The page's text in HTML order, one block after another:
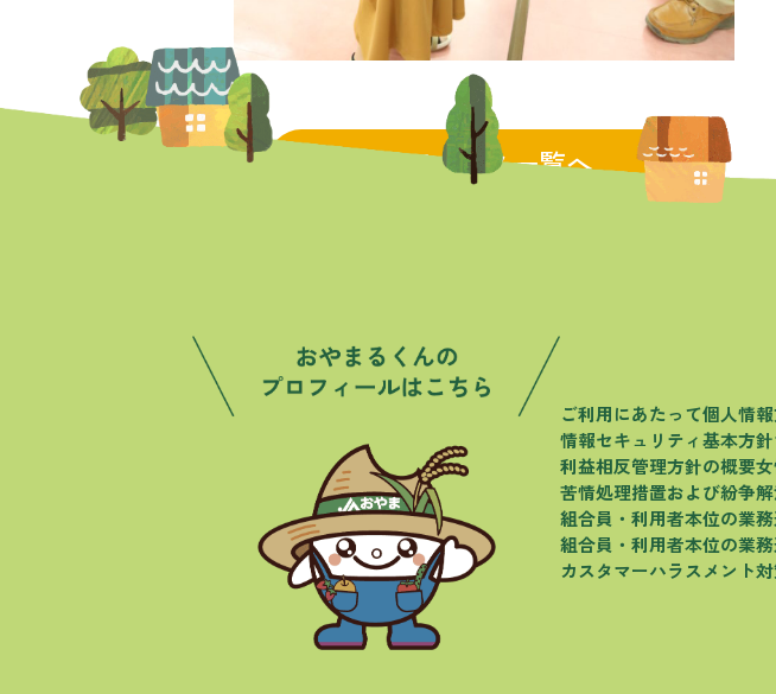
トピックス一覧へ
ご利用にあたって個人情
情報セキュリティ基本方針
利益相反管理方針の概要
苦情処理措置および紛争
組合員・利用者本位の業
組合員・利用者本位の業
カスタマーハラスメント